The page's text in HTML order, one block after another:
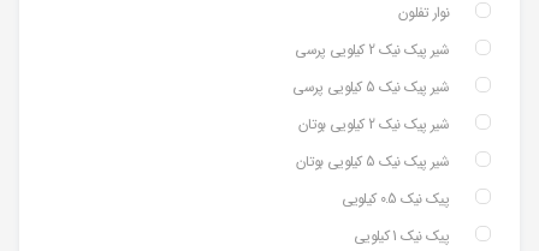
نوار تفلون
شیر پیک نیک 2 کیلویی پرسی
شیر پیک نیک 5 کیلویی پرسی
شیر پیک نیک 2 کیلویی بوتان
شیر پیک نیک 5 کیلویی بوتان
پیک نیک 0.5 کیلویی
پیک نیک 1 کیلویی